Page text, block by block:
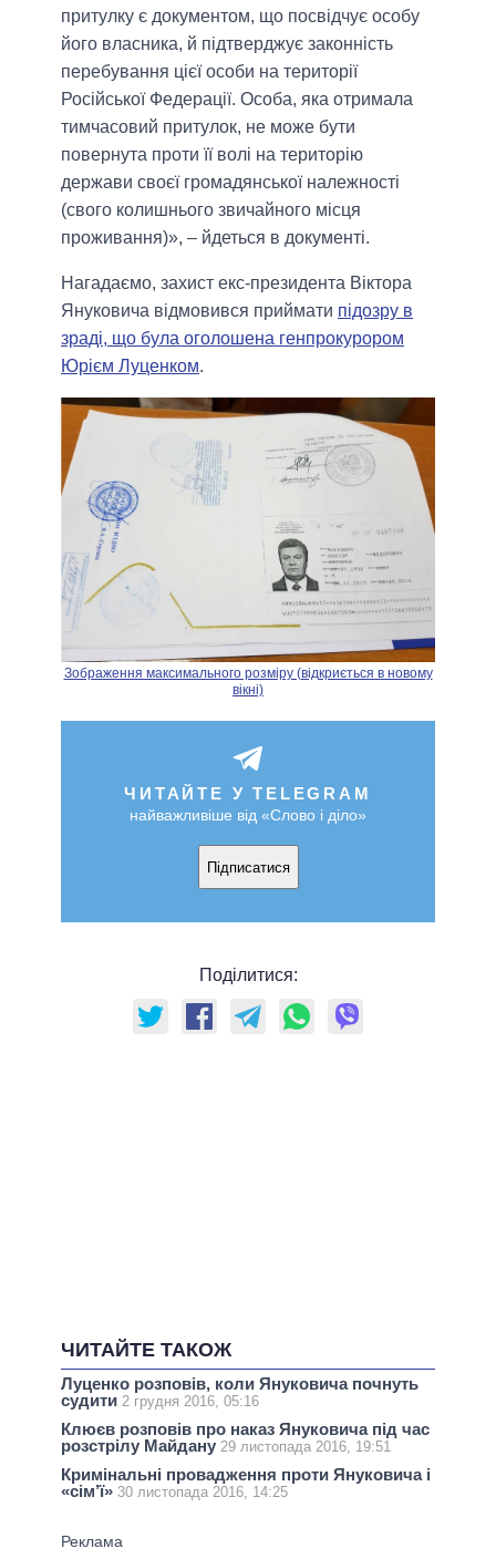
притулку є документом, що посвідчує особу
його власника, й підтверджує законність
перебування цієї особи на території
Російської Федерації. Особа, яка отримала
тимчасовий притулок, не може бути
повернута проти її волі на територію
держави своєї громадянської належності
(свого колишнього звичайного місця
проживання)», – йдеться в документі.
Нагадаємо, захист екс-президента Віктора
Януковича відмовився приймати підозру в
зраді, що була оголошена генпрокурором
Юрієм Луценком.
Зображення максимального розміру (відкриється в новому
вікні)
ЧИТАЙТЕ У TELEGRAM
найважливіше від «Слово і діло»
Підписатися
Поділитися:
ЧИТАЙТЕ ТАКОЖ
Луценко розповів, коли Януковича почнуть
судити 2 грудня 2016, 05:16
Клюєв розповів про наказ Януковича під час
розстрілу Майдану 29 листопада 2016, 19:51
Кримінальні провадження проти Януковича і
«сім’ї» 30 листопада 2016, 14:25